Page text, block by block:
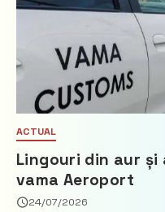
ACTUAL
Lingouri din aur
vama Aeroport
24/07/2026